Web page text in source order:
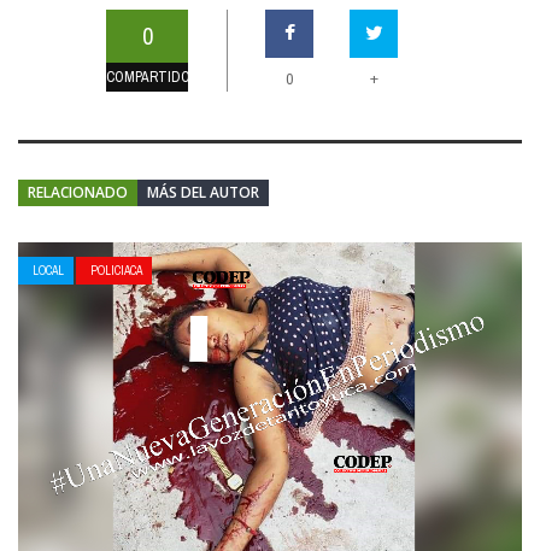
0
COMPARTIDOS 0 +
RELACIONADO MÁS DEL AUTOR
LOCAL POLICIACA